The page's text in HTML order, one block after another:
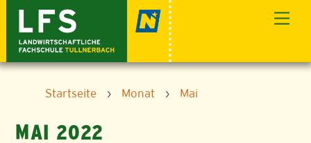
content
Startseite › Monat › Mai
MAI 2022